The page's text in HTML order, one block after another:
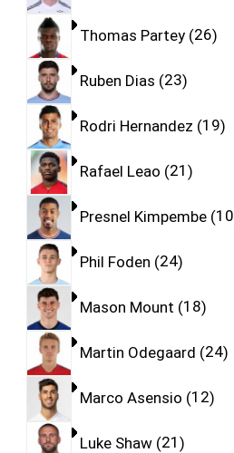
Thomas Partey 26
Ruben Dias 23
Rodri Hernandez 19
Rafael Leao 21
Presnel Kimpembe 10
Phil Foden 24
Mason Mount 18
Martin Odegaard 24
Marco Asensio 12
Luke Shaw 21